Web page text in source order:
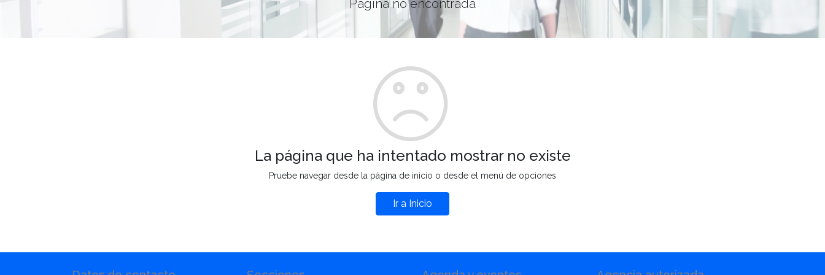
Página no encontrada
La página que ha intentado mostrar no existe
Pruebe navegar desde la página de inicio o desde el menú de opciones
Ir a Inicio